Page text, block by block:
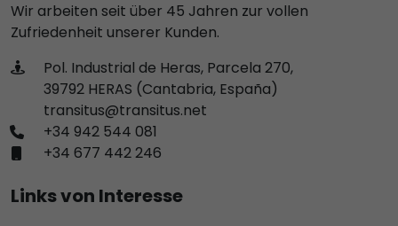
Wir arbeiten seit über 45 Jahren zur vollen
Zufriedenheit unserer Kunden.
Pol. Industrial de Heras, Parcela 270,
39792 HERAS (Cantabria, España)
transitus@transitus.net
+34 942 544 081
+34 677 442 246
Links von Interesse